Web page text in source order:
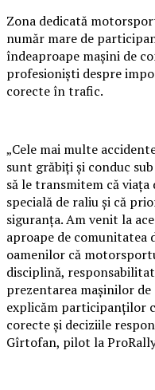
Zona dedicată
număr mare de
îndeaproape mașini de
profesioniști despre
corecte în trafic.
„Cele mai multe
sunt grăbiți și conduc
să le transmitem că viața
specială de raliu și că
siguranța. Am venit la
aproape de comunitatea
oamenilor că
disciplină,
prezentarea mașinilor
explicăm participanților
corecte și deciziile
Gîrtofan, pilot la